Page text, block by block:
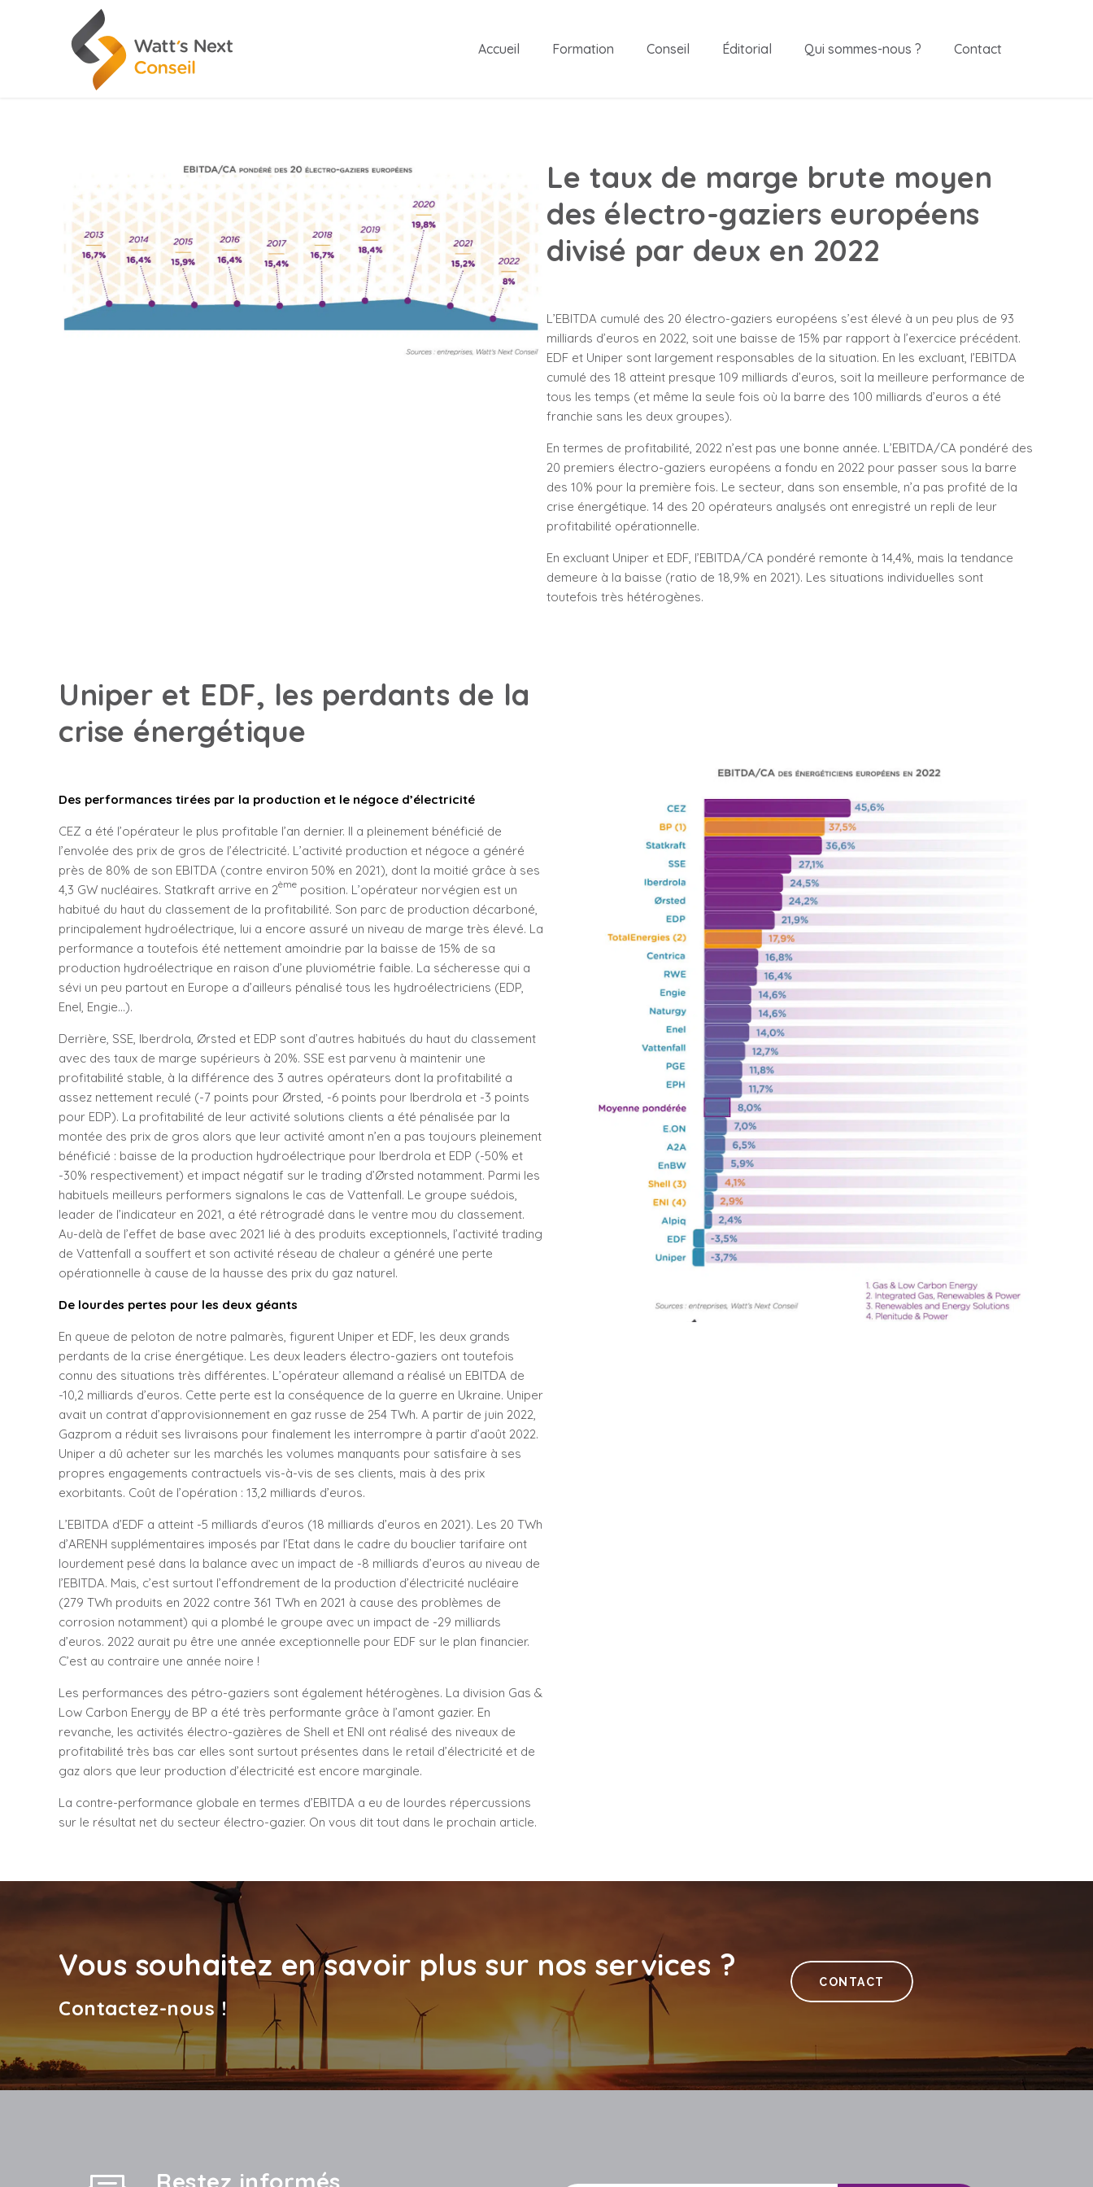
Accueil Formation Conseil Éditorial Qui sommes-nous ? Contact
Le taux de marge brute moyen
des électro-gaziers européens
divisé par deux en 2022
L’EBITDA cumulé des 20 électro-gaziers européens s’est élevé à un peu plus de 93
milliards d’euros en 2022, soit une baisse de 15% par rapport à l’exercice précédent.
EDF et Uniper sont largement responsables de la situation. En les excluant, l’EBITDA
cumulé des 18 atteint presque 109 milliards d’euros, soit la meilleure performance de
tous les temps (et même la seule fois où la barre des 100 milliards d’euros a été
franchie sans les deux groupes).
En termes de profitabilité, 2022 n’est pas une bonne année. L’EBITDA/CA pondéré des
20 premiers électro-gaziers européens a fondu en 2022 pour passer sous la barre
des 10% pour la première fois. Le secteur, dans son ensemble, n’a pas profité de la
crise énergétique. 14 des 20 opérateurs analysés ont enregistré un repli de leur
profitabilité opérationnelle.
En excluant Uniper et EDF, l’EBITDA/CA pondéré remonte à 14,4%, mais la tendance
demeure à la baisse (ratio de 18,9% en 2021). Les situations individuelles sont
toutefois très hétérogènes.
Uniper et EDF, les perdants de la
crise énergétique
Des performances tirées par la production et le négoce d’électricité
CEZ a été l’opérateur le plus profitable l’an dernier. Il a pleinement bénéficié de
l’envolée des prix de gros de l’électricité. L’activité production et négoce a généré
près de 80% de son EBITDA (contre environ 50% en 2021), dont la moitié grâce à ses
4,3 GW nucléaires. Statkraft arrive en 2ème position. L’opérateur norvégien est un
habitué du haut du classement de la profitabilité. Son parc de production décarboné,
principalement hydroélectrique, lui a encore assuré un niveau de marge très élevé. La
performance a toutefois été nettement amoindrie par la baisse de 15% de sa
production hydroélectrique en raison d’une pluviométrie faible. La sécheresse qui a
sévi un peu partout en Europe a d’ailleurs pénalisé tous les hydroélectriciens (EDP,
Enel, Engie…).
Derrière, SSE, Iberdrola, Ørsted et EDP sont d’autres habitués du haut du classement
avec des taux de marge supérieurs à 20%. SSE est parvenu à maintenir une
profitabilité stable, à la différence des 3 autres opérateurs dont la profitabilité a
assez nettement reculé (-7 points pour Ørsted, -6 points pour Iberdrola et -3 points
pour EDP). La profitabilité de leur activité solutions clients a été pénalisée par la
montée des prix de gros alors que leur activité amont n’en a pas toujours pleinement
bénéficié : baisse de la production hydroélectrique pour Iberdrola et EDP (-50% et
-30% respectivement) et impact négatif sur le trading d’Ørsted notamment. Parmi les
habituels meilleurs performers signalons le cas de Vattenfall. Le groupe suédois,
leader de l’indicateur en 2021, a été rétrogradé dans le ventre mou du classement.
Au-delà de l’effet de base avec 2021 lié à des produits exceptionnels, l’activité trading
de Vattenfall a souffert et son activité réseau de chaleur a généré une perte
opérationnelle à cause de la hausse des prix du gaz naturel.
De lourdes pertes pour les deux géants
En queue de peloton de notre palmarès, figurent Uniper et EDF, les deux grands
perdants de la crise énergétique. Les deux leaders électro-gaziers ont toutefois
connu des situations très différentes. L’opérateur allemand a réalisé un EBITDA de
-10,2 milliards d’euros. Cette perte est la conséquence de la guerre en Ukraine. Uniper
avait un contrat d’approvisionnement en gaz russe de 254 TWh. A partir de juin 2022,
Gazprom a réduit ses livraisons pour finalement les interrompre à partir d’août 2022.
Uniper a dû acheter sur les marchés les volumes manquants pour satisfaire à ses
propres engagements contractuels vis-à-vis de ses clients, mais à des prix
exorbitants. Coût de l’opération : 13,2 milliards d’euros.
L’EBITDA d’EDF a atteint -5 milliards d’euros (18 milliards d’euros en 2021). Les 20 TWh
d’ARENH supplémentaires imposés par l’Etat dans le cadre du bouclier tarifaire ont
lourdement pesé dans la balance avec un impact de -8 milliards d’euros au niveau de
l’EBITDA. Mais, c’est surtout l’effondrement de la production d’électricité nucléaire
(279 TWh produits en 2022 contre 361 TWh en 2021 à cause des problèmes de
corrosion notamment) qui a plombé le groupe avec un impact de -29 milliards
d’euros. 2022 aurait pu être une année exceptionnelle pour EDF sur le plan financier.
C’est au contraire une année noire !
Les performances des pétro-gaziers sont également hétérogènes. La division Gas &
Low Carbon Energy de BP a été très performante grâce à l’amont gazier. En
revanche, les activités électro-gazières de Shell et ENI ont réalisé des niveaux de
profitabilité très bas car elles sont surtout présentes dans le retail d’électricité et de
gaz alors que leur production d’électricité est encore marginale.
La contre-performance globale en termes d’EBITDA a eu de lourdes répercussions
sur le résultat net du secteur électro-gazier. On vous dit tout dans le prochain article.
Vous souhaitez en savoir plus sur nos services ?
Contactez-nous !
CONTACT
Restez informés